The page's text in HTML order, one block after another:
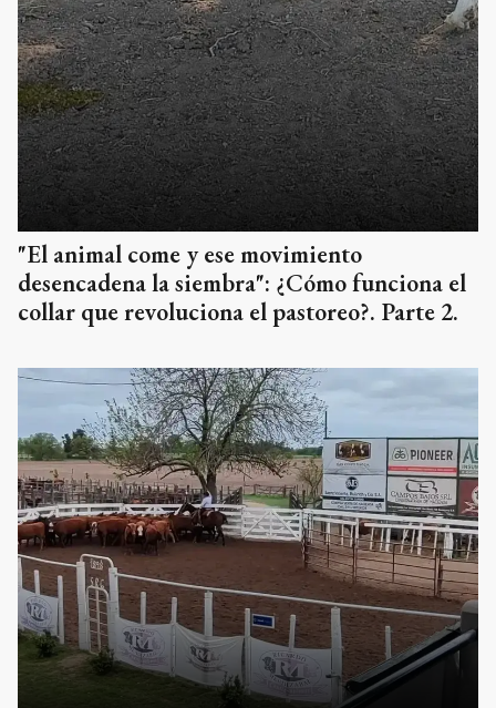
"El animal come y ese movimiento
desencadena la siembra": ¿Cómo funciona el
collar que revoluciona el pastoreo?. Parte 2.